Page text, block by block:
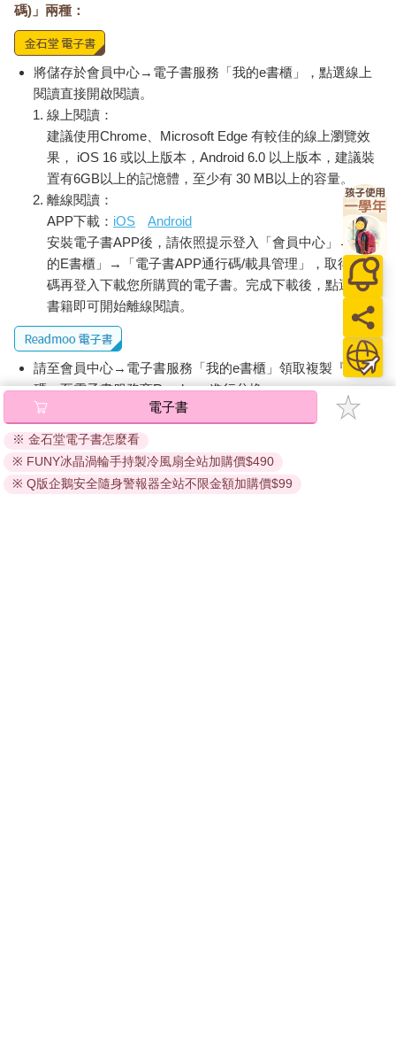
碼)」兩種：
將儲存於會員中心→電子書服務「我的e書櫃」，點選線上
閱讀直接開啟閱讀。
線上閱讀：
建議使用Chrome、Microsoft Edge 有較佳的線上瀏覽效
果， iOS 16 或以上版本，Android 6.0 以上版本，建議裝
置有6GB以上的記憶體，至少有 30 MB以上的容量。
離線閱讀：
APP下載： iOS
Android
安裝電子書APP後，請依照提示登入「會員中心」→「我
的E書櫃」→「電子書APP通行碼/載具管理」，取得通行
碼再登入下載您所購買的電子書。完成下載後，點選任一
書籍即可開始離線閱讀。
請至會員中心→電子書服務「我的e書櫃」領取複製『兌換
碼』至電子書服務商Readmoo進行兌換。
退換貨須知：
因版權保護，您在金石堂所購買的電子書僅能以金石堂專屬
的閱讀軟體開啟閱讀，無法以其他閱讀器或直接下載檔案。
依據「消費者保護法」第19條及行政院消費者保護處公告之
電子書
※ 金石堂電子書怎麼看
※ FUNY冰晶渦輪手持製冷風扇全站加購價$490
※ Q版企鵝安全隨身警報器全站不限金額加購價$99